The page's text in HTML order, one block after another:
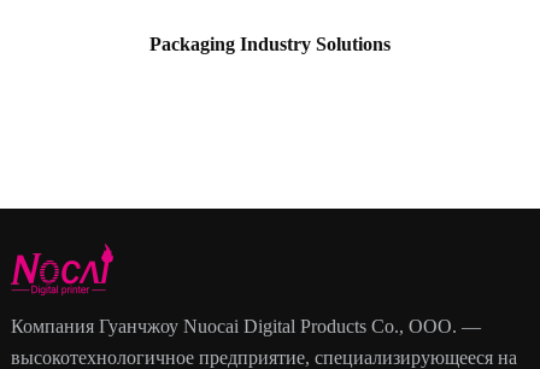
Packaging Industry Solutions
Компания Гуанчжоу Nuocai Digital Products Co., ООО. —
высокотехнологичное предприятие, специализирующееся на